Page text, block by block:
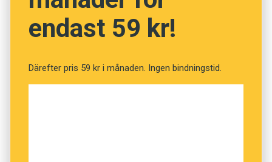
politisk kontext kallas det här för att
hundvissla.”
endast 59 kr!
Därefter pris 59 kr i månaden. Ingen bindningstid.